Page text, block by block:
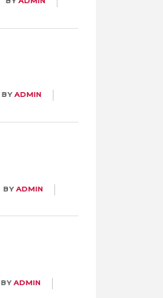
BYADMIN
BYADMIN
BYADMIN